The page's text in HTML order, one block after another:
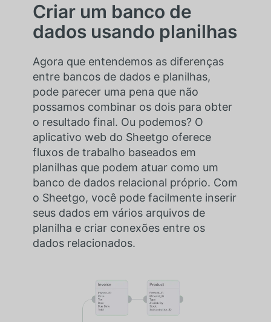
Criar um banco de
dados usando planilhas
Agora que entendemos as diferenças
entre bancos de dados e planilhas,
pode parecer uma pena que não
possamos combinar os dois para obter
o resultado final. Ou podemos? O
aplicativo web do Sheetgo oferece
fluxos de trabalho baseados em
planilhas que podem atuar como um
banco de dados relacional próprio. Com
o Sheetgo, você pode facilmente inserir
seus dados em vários arquivos de
planilha e criar conexões entre os
dados relacionados.